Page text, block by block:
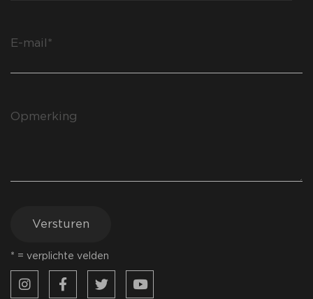
Versturen
* = verplichte velden